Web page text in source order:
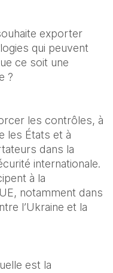
exporter
qui peuvent
ce soit une
?
les contrôles, à
les États et à
dans la
internationale.
à la
notamment dans
l’Ukraine et la
est la